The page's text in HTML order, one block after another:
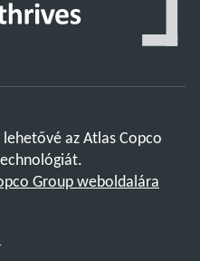
az Atlas Copco
Group weboldalára